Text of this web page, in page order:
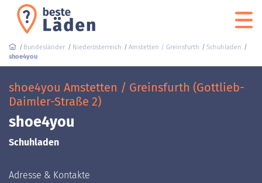
Bundesländer Niederösterreich Amstetten / Greinsfurth
Schuhladen
shoe4you
shoe4you Amstetten / Greinsfurth (Gottlieb-
Daimler-Straße 2)
shoe4you
Schuhladen
Adresse & Kontakte